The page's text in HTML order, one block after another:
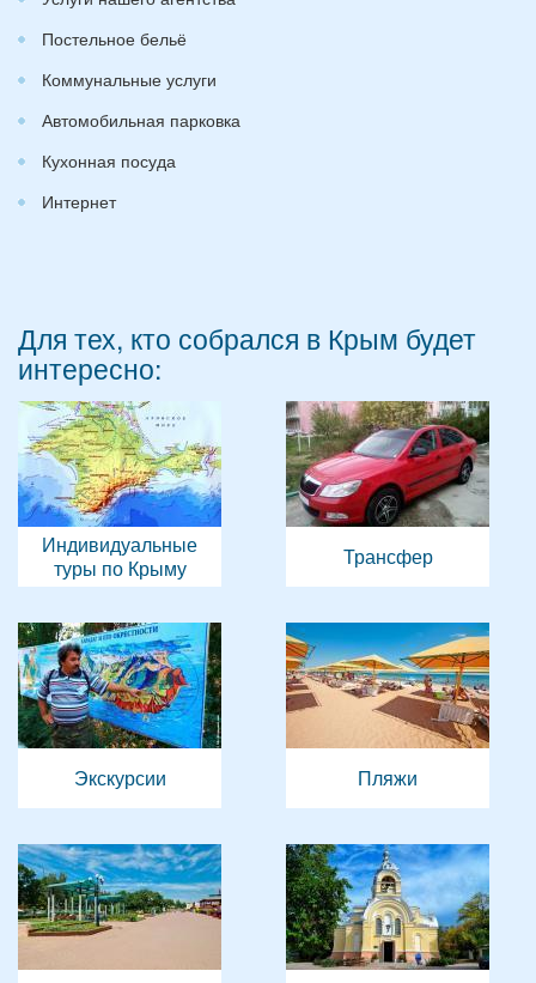
Постельное бельё
Коммунальные услуги
Автомобильная парковка
Кухонная посуда
Интернет
Для тех, кто собрался в Крым будет
интересно:
Индивидуальные
туры по Крыму
Трансфер
Экскурсии Пляжи